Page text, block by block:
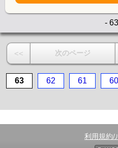
-
<< 次のページ
63 62 61 60
利用規約/